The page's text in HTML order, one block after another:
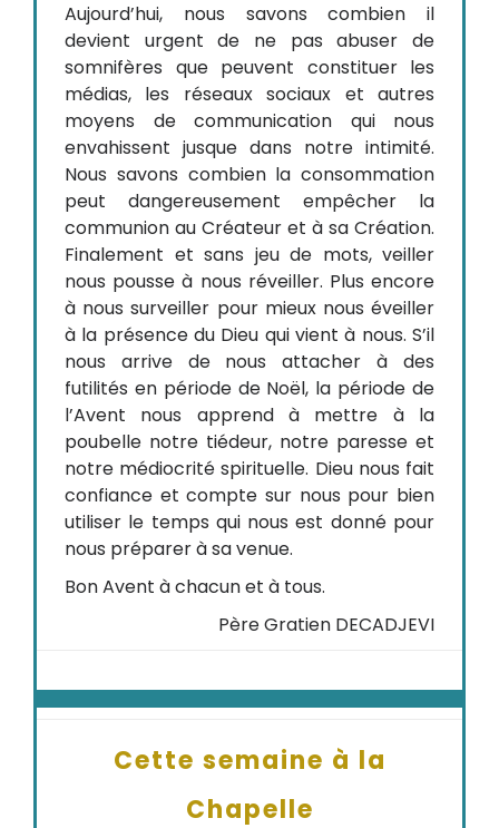
Aujourd’hui, nous savons combien il
devient urgent de ne pas abuser de
somnifères que peuvent constituer les
médias, les réseaux sociaux et autres
moyens de communication qui nous
envahissent jusque dans notre intimité.
Nous savons combien la consommation
peut dangereusement empêcher la
communion au Créateur et à sa Création.
Finalement et sans jeu de mots, veiller
nous pousse à nous réveiller. Plus encore
à nous surveiller pour mieux nous éveiller
à la présence du Dieu qui vient à nous. S’il
nous arrive de nous attacher à des
futilités en période de Noël, la période de
l’Avent nous apprend à mettre à la
poubelle notre tiédeur, notre paresse et
notre médiocrité spirituelle. Dieu nous fait
confiance et compte sur nous pour bien
utiliser le temps qui nous est donné pour
nous préparer à sa venue.
Bon Avent à chacun et à tous.
Père Gratien DECADJEVI
Cette semaine à la
Chapelle